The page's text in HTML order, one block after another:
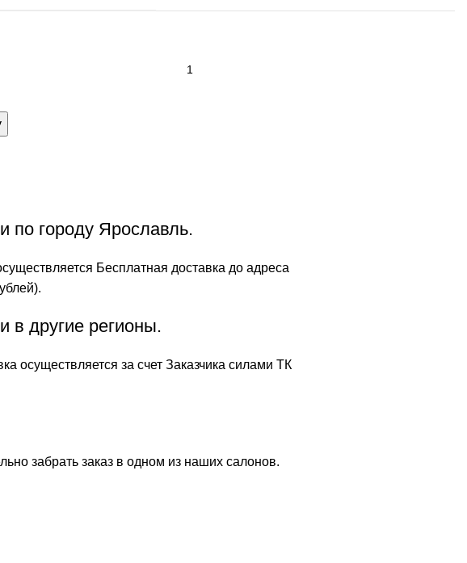
по городу Ярославль.
Бесплатная доставка до адреса
в другие регионы.
осуществляется за счет Заказчика силами ТК
забрать заказ в одном из наших салонов.